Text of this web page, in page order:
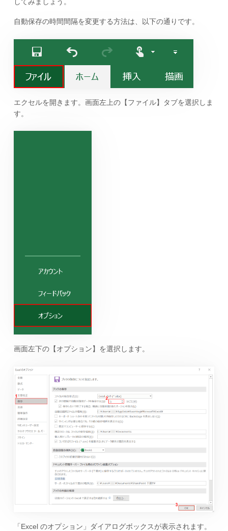
自動保存の時間間隔を変更する方法は、以下の通りです。
エクセルを開きます。画面左上の【ファイル】タブを選択しま
す。
画面左下の【オプション】を選択します。
「Excel のオプション」ダイアログボックスが表示されます。